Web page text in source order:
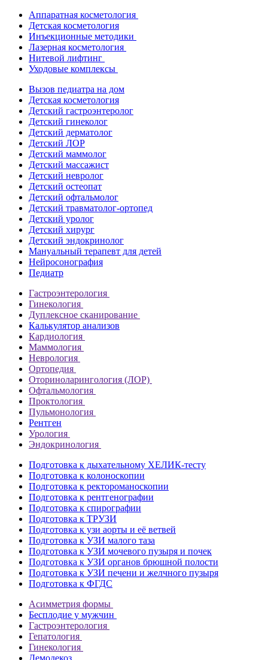
Аппаратная косметология
Детская косметология
Инъекционные методики
Лазерная косметология
Нитевой лифтинг
Уходовые комплексы
Вызов педиатра на дом
Детская косметология
Детский гастроэнтеролог
Детский гинеколог
Детский дерматолог
Детский ЛОР
Детский маммолог
Детский массажист
Детский невролог
Детский остеопат
Детский офтальмолог
Детский травматолог-ортопед
Детский уролог
Детский хирург
Детский эндокринолог
Мануальный терапевт для детей
Нейросонография
Педиатр
Гастроэнтерология
Гинекология
Дуплексное сканирование
Калькулятор анализов
Кардиология
Маммология
Неврология
Ортопедия
Оториноларингология (ЛОР)
Офтальмология
Проктология
Пульмонология
Рентген
Урология
Эндокринология
Подготовка к дыхательному ХЕЛИК-тесту
Подготовка к колоноскопии
Подготовка к ректороманоскопии
Подготовка к рентгенографии
Подготовка к спирографии
Подготовка к ТРУЗИ
Подготовка к узи аорты и её ветвей
Подготовка к УЗИ малого таза
Подготовка к УЗИ мочевого пузыря и почек
Подготовка к УЗИ органов брюшной полости
Подготовка к УЗИ печени и желчного пузыря
Подготовка к ФГДС
Асимметрия формы
Бесплодие у мужчин
Гастроэнтерология
Гепатология
Гинекология
Демодекоз